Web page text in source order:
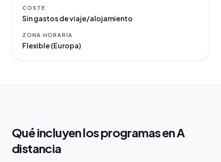
COSTE
Sin gastos de viaje/alojamiento
ZONA HORARIA
Flexible (Europa)
Qué incluyen los programas en A
distancia